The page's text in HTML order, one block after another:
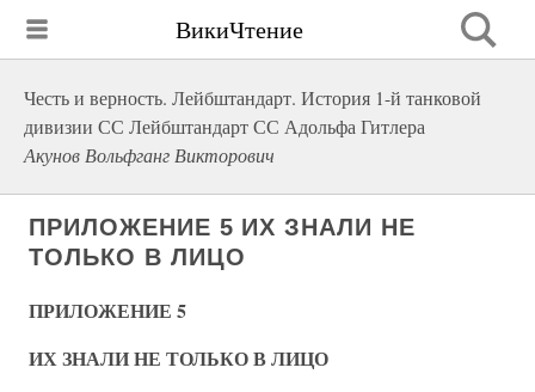
ВикиЧтение
Честь и верность. Лейбштандарт. История 1-й танковой
дивизии СС Лейбштандарт СС Адольфа Гитлера
Акунов Вольфганг Викторович
ПРИЛОЖЕНИЕ 5 ИХ ЗНАЛИ НЕ
ТОЛЬКО В ЛИЦО
ПРИЛОЖЕНИЕ 5
ИХ ЗНАЛИ НЕ ТОЛЬКО В ЛИЦО